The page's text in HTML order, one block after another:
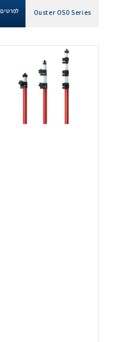
Ouster OS0 Series לפרטים